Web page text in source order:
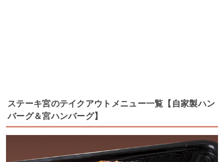
ステーキ宮のテイクアウトメニュー一覧【自家製ハン
バーグ＆宮ハンバーグ】